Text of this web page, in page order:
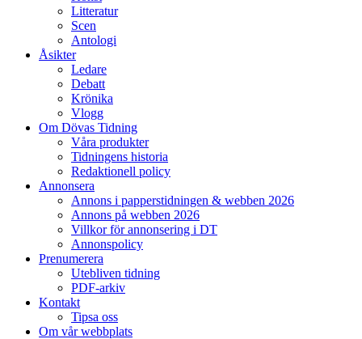
Litteratur
Scen
Antologi
Åsikter
Ledare
Debatt
Krönika
Vlogg
Om Dövas Tidning
Våra produkter
Tidningens historia
Redaktionell policy
Annonsera
Annons i papperstidningen & webben 2026
Annons på webben 2026
Villkor för annonsering i DT
Annonspolicy
Prenumerera
Utebliven tidning
PDF-arkiv
Kontakt
Tipsa oss
Om vår webbplats